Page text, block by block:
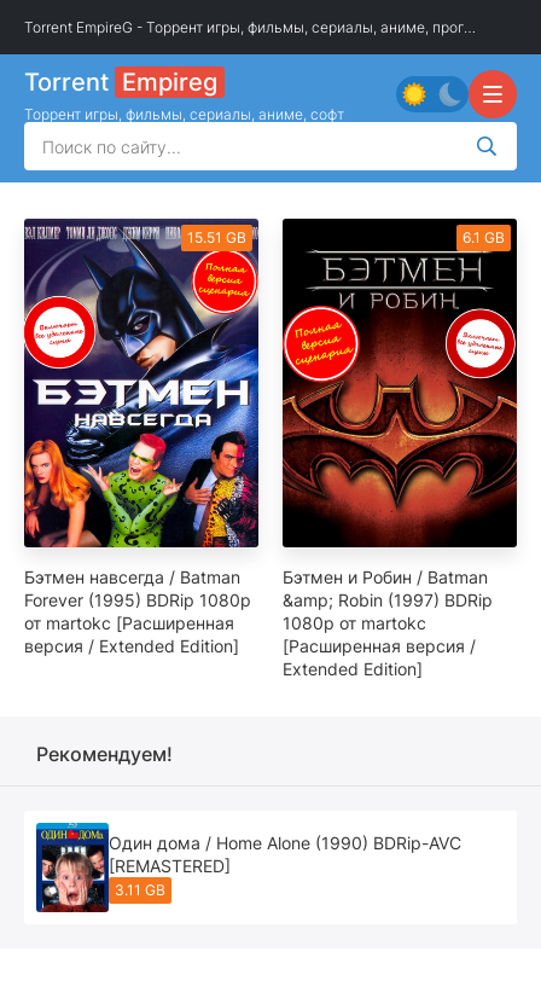
Torrent Empireg
Торрент игры, фильмы, сериалы, аниме, софт
15.51 GB
Бэтмен навсегда / Batman
Forever (1995) BDRip 1080p
от martokc [Расширенная
версия / Extended Edition]
6.1 GB
Бэтмен и Робин / Batman
&amp; Robin (1997) BDRip
1080p от martokc
[Расширенная версия /
Extended Edition]
Рекомендуем!
Один дома / Home Alone (1990) BDRip-AVC
[REMASTERED]
3.11 GB